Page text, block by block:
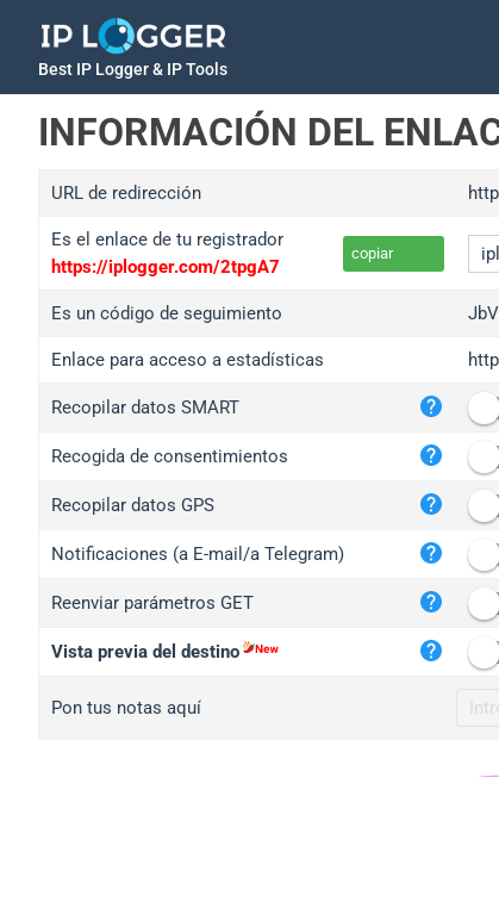
Best IP Logger & IP Tools
INFORMACIÓN DEL
URL de redirección
Es el enlace de tu registrador
https://iplogger.com/2tpgA7
copiar
Es un código de seguimiento
Enlace para acceso a estadísticas
Recopilar datos SMART
Recogida de consentimientos
Recopilar datos GPS
Notificaciones (a E-mail/a Telegram)
Reenviar parámetros GET
Vista previa del destino
Pon tus notas aquí